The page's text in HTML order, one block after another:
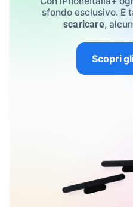
sfondo esclusivo. E
scaricare,
Scopri